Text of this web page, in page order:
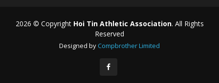
2026 © Copyright Hoi Tin Athletic Association. All Rights
Reserved
Designed byCompbrother Limited